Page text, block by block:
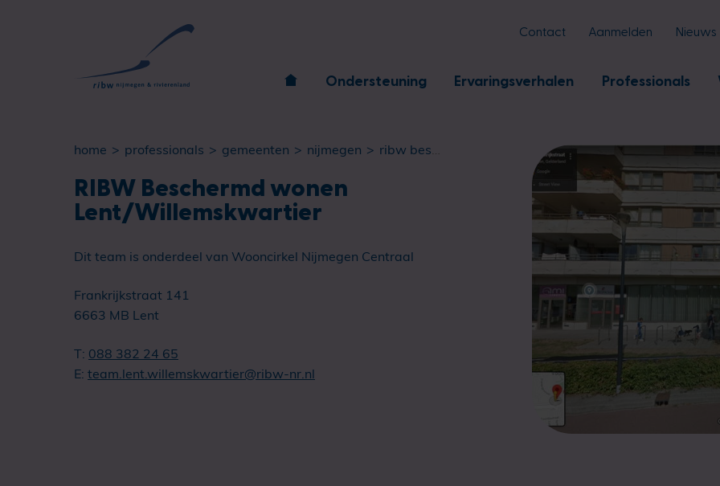
Contact Aanmelden Nieuws
Ondersteuning Ervaringsverhalen Professionals
home professionals gemeenten nijmegen ribw beschermd wonen lent/willemskwartier
RIBW Beschermd wonen
Lent/Willemskwartier
Dit team is onderdeel van Wooncirkel Nijmegen Centraal
Frankrijkstraat 141
6663 MB Lent
T: 088 382 24 65
E: team.lent.willemskwartier@ribw-nr.nl